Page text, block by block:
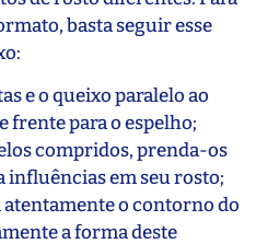
basta seguir esse
e o queixo paralelo ao
frente para o espelho;
compridos, prenda-os
influências em seu rosto;
atentamente o contorno do
a forma deste